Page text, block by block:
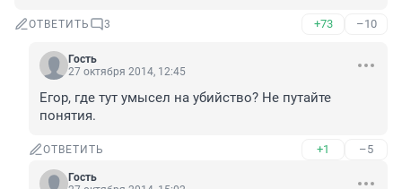
ОТВЕТИТЬ 3 +73 –10
Гость
27 октября 2014, 12:45
Егор, где тут умысел на убийство? Не путайте
понятия.
ОТВЕТИТЬ +1 –5
Гость